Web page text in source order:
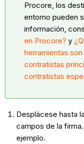
Procore, los
entorno pueden
información,
en Procore? y
herramientas
contratistas
contratistas
Desplácese hasta
campos de la
ejemplo.